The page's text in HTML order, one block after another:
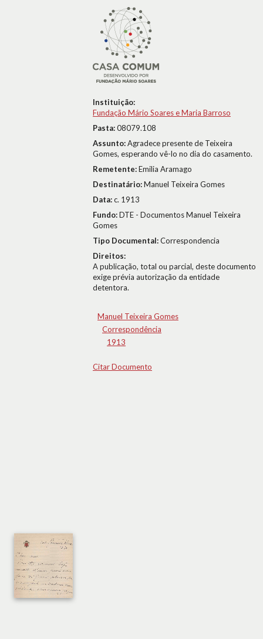
Instituição:
Fundação Mário Soares e Maria Barroso
Pasta:08079.108
Assunto:Agradece presente de Teixeira
Gomes, esperando vê-lo no dia do casamento.
Remetente:Emilia Aramago
Destinatário:Manuel Teixeira Gomes
Data:c. 1913
Fundo:DTE - Documentos Manuel Teixeira
Gomes
Tipo Documental:Correspondencia
Direitos:
A publicação, total ou parcial, deste documento
exige prévia autorização da entidade
detentora.
Manuel Teixeira Gomes
Correspondência
1913
Citar Documento